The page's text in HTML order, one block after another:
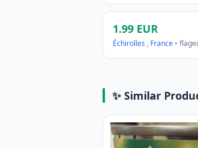
1.99 EUR
Échirolles , France •
✨ Similar